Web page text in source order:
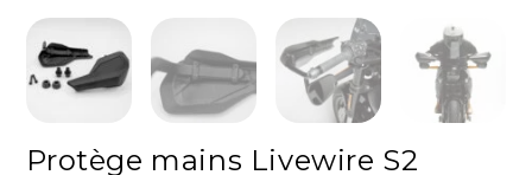
Protège mains Livewire S2